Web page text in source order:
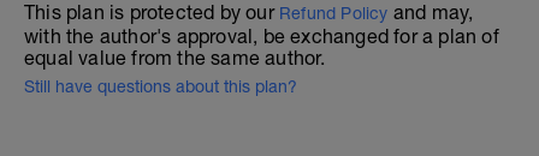
This plan is protected by our Refund Policy and may,
with the author's approval, be exchanged for a plan of
equal value from the same author.
Still have questions about this plan?